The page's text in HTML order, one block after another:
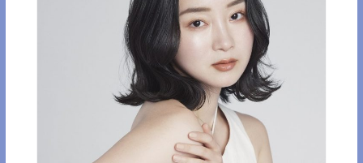
楽天市場で購入する
Amazonで購入する
Yahoo!で購入する